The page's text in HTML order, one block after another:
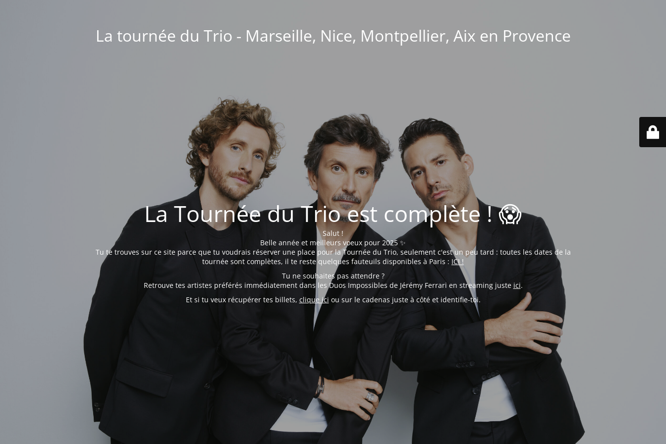
La tournée du Trio - Marseille, Nice, Montpellier, Aix en Provence
La Tournée du Trio est complète ! 😱
Salut !
Belle année et meilleurs voeux pour 2025 ✨
Tu te trouves sur ce site parce que tu voudrais réserver une place pour la Tournée du Trio, seulement c'est un peu tard : toutes les dates de la
tournée sont complètes, il te reste quelques fauteuils disponibles à Paris : ICI !
Tu ne souhaites pas attendre ?
Retrouve tes artistes préférés immédiatement dans les Duos Impossibles de Jérémy Ferrari en streaming juste ici.
Et si tu veux récupérer tes billets, clique ici ou sur le cadenas juste à côté et identifie-toi.